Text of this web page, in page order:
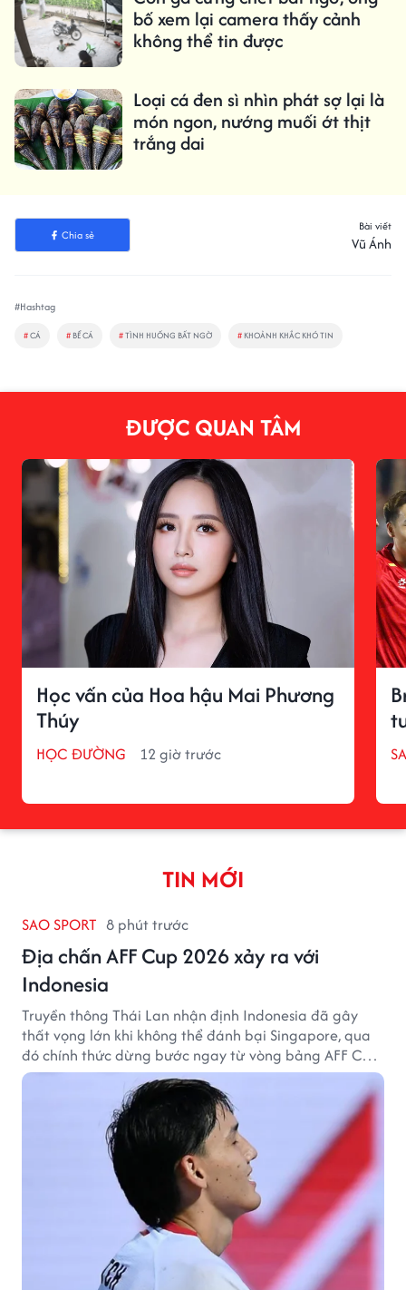
bố xem lại camera thấy cảnh
không thể tin được
Loại cá đen sì nhìn phát sợ lại là
món ngon, nướng muối ớt thịt
trắng dai
Chia sẻ
Bài viết
Vũ Ánh
#Hashtag
#CÁ # BỂ CÁ #TÌNH HUỐNG BẤT NGỜ # KHOẢNH KHẮC KHÓ TIN
ĐƯỢC QUAN TÂM
Học vấn của Hoa hậu Mai Phương
Thúy
HỌC ĐƯỜNG 12 giờ trước
TIN MỚI
SAO SPORT 8 phút trước
Địa chấn AFF Cup 2026 xảy ra với
Indonesia
Truyền thông Thái Lan nhận định Indonesia đã gây
thất vọng lớn khi không thể đánh bại Singapore, qua
đó chính thức dừng bước ngay từ vòng bảng AFF Cup
2026.